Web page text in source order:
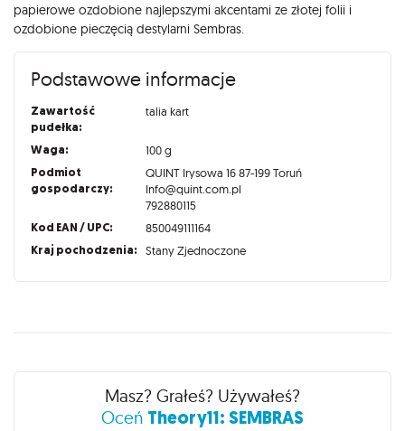
papierowe ozdobione najlepszymi akcentami ze złotej folii i
ozdobione pieczęcią destylarni Sembras.
Podstawowe informacje
Zawartość
pudełka:
talia kart
Waga: 100 g
Podmiot
gospodarczy:
QUINT Irysowa 16 87-199 Toruń
Info@quint.com.pl
792880115
Kod EAN / UPC: 850049111164
Kraj pochodzenia: Stany Zjednoczone
Recenzje
Masz? Grałeś? Używałeś?
Oceń Theory11: SEMBRAS